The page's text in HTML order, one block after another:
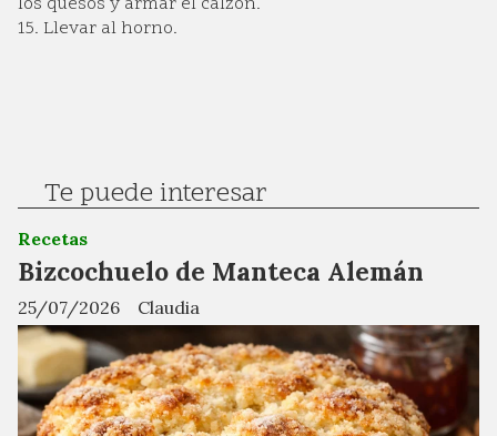
15. Llevar al horno.
Te puede interesar
Bizcochuelo de Manteca Alemán
Claudia
Recetas
25/07/2026